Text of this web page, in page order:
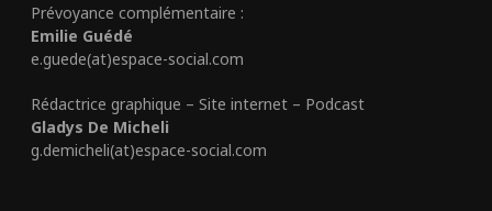
Prévoyance complémentaire :
Emilie Guédé
e.guede(at)espace-social.com
Rédactrice graphique – Site internet – Podcast
Gladys De Micheli
g.demicheli(at)espace-social.com